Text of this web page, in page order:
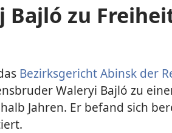
Bajló zu
Bezirksgericht Abinsk der
Waleryi Bajló zu
Jahren. Er befand sich